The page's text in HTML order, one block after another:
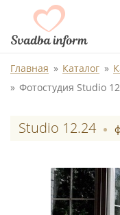
Главная Каталог
Фотостудия Studio
Studio 12.24